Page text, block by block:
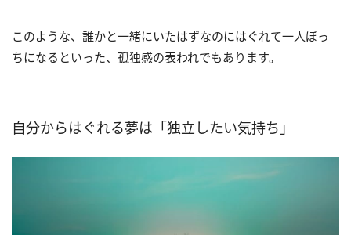
このような、誰かと一緒にいたはずなのにはぐれて一人ぼっ
ちになるといった、孤独感の表われでもあります。
自分からはぐれる夢は「独立したい気持ち」